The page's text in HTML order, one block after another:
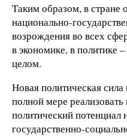
Таким образом, в стране
национально-
возрождения во всех
в экономике, в политике
целом.
Новая политическая
полной мере
политический потенциал
государственно-